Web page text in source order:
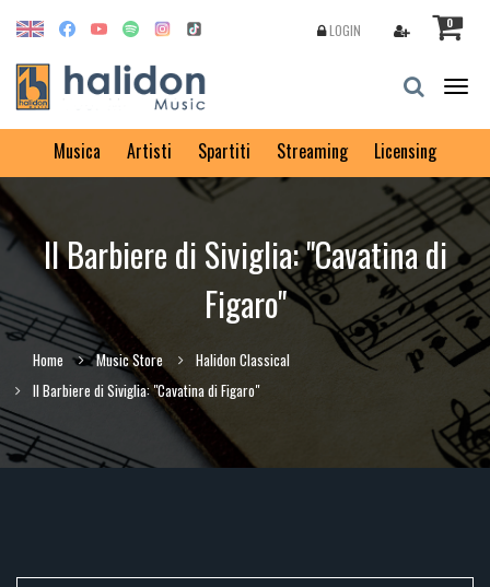
0
LOGIN
Musica Artisti Spartiti Streaming Licensing
Il Barbiere di Siviglia: "Cavatina di
Figaro"
Home Music Store
Halidon Classical
Il Barbiere di Siviglia: "Cavatina di Figaro"